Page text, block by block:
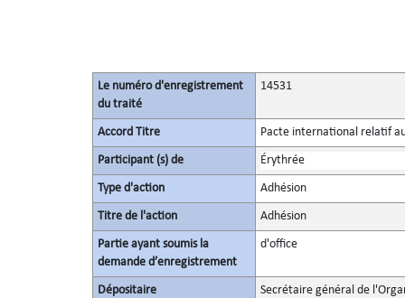
Le numéro d'enregistrement
du traité
14531
Accord Titre Pacte international relatif
Participant (s) de Érythrée
Type d'action Adhésion
Titre de l'action Adhésion
Partie ayant soumis la
demande d’enregistrement
d'office
Dépositaire Secrétaire général de